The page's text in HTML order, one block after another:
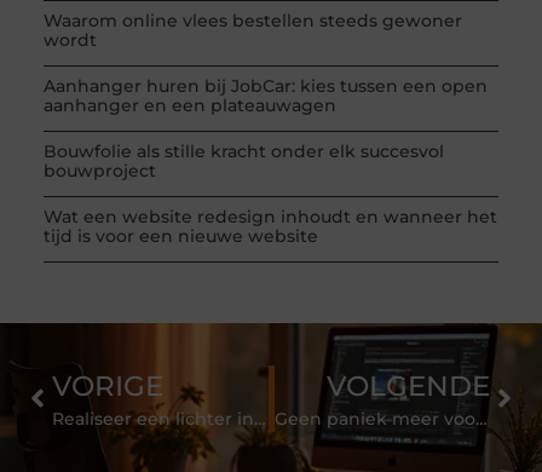
Waarom online vlees bestellen steeds gewoner
wordt
Aanhanger huren bij JobCar: kies tussen een open
aanhanger en een plateauwagen
Bouwfolie als stille kracht onder elk succesvol
bouwproject
Wat een website redesign inhoudt en wanneer het
tijd is voor een nieuwe website
VORIGE
Realiseer een lichter interieur met deze tips!
VOLGENDE
Geen paniek meer voor jou